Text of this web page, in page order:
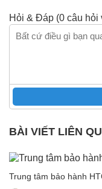
Hỏi & Đáp (0 câu hỏi
BÀI VIẾT LIÊN
Trung tâm bảo hành